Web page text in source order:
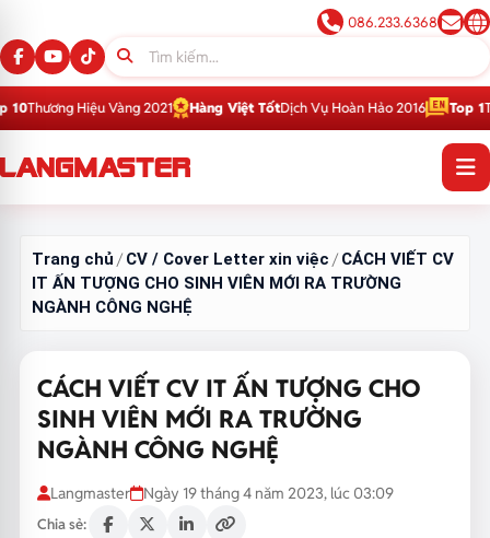
086.233.6368
Vàng 2021 Hàng Việt TốtDịch Vụ Hoàn Hảo 2016 Top 1Thương Hiệu
Trang chủ /CV / Cover Letter xin việc /CÁCH VIẾT CV
IT ẤN TƯỢNG CHO SINH VIÊN MỚI RA TRƯỜNG
NGÀNH CÔNG NGHỆ
CÁCH VIẾT CV IT ẤN TƯỢNG CHO
SINH VIÊN MỚI RA TRƯỜNG
NGÀNH CÔNG NGHỆ
Langmaster Ngày 19 tháng 4 năm 2023, lúc 03:09
Chia sẻ: